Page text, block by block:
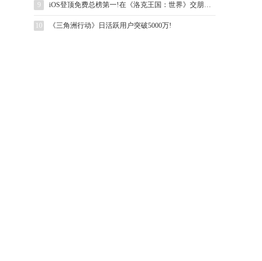
9 iOS登顶免费总榜第一!在《洛克王国：世界》交朋友原来这么简单!
10 《三角洲行动》日活跃用户突破5000万!